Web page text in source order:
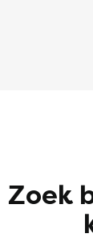
Zoek